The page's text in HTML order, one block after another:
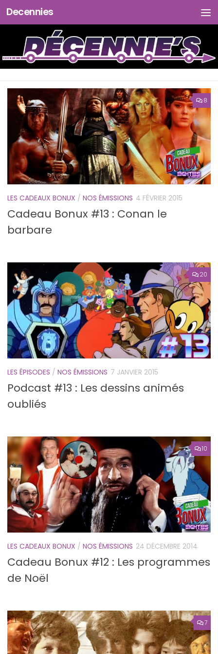
Skip to content
Decennies
8
LES CADEAUX BONUX / NOS ÉMISSIONS 4 FÉVRIER 2015
Cadeau Bonux #13 : Conan le
barbare
20
LES ÉPISODES / NOS ÉMISSIONS 7 JANVIER 2015
Podcast #13 : Les dessins animés
oubliés
10
LES CADEAUX BONUX / NOS ÉMISSIONS 24 DÉCEMBRE 2014
Cadeau Bonux #12 : Les programmes
de Noël
7